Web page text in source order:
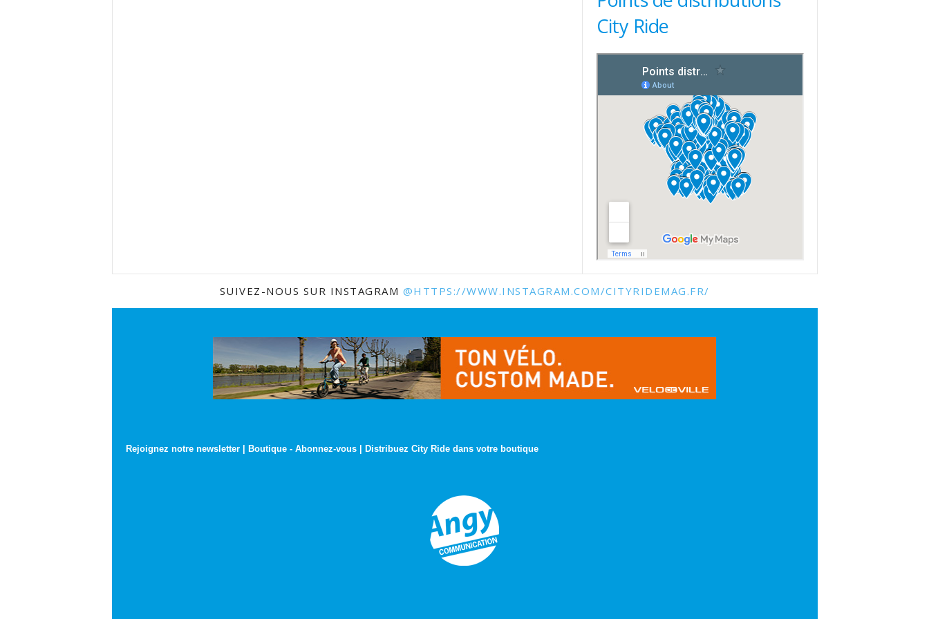
City Ride
SUIVEZ-NOUS SUR INSTAGRAM @HTTPS://WWW.INSTAGRAM.COM/CITYRIDEMAG.FR/
Rejoignez notre newsletter| Boutique- Abonnez-vous| Distribuez City Ride dans votre boutique